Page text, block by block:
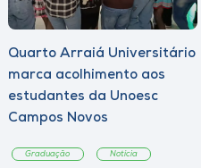
Quarto Arraiá Universitário
marca acolhimento aos
estudantes da Unoesc
Campos Novos
Graduação Notícia